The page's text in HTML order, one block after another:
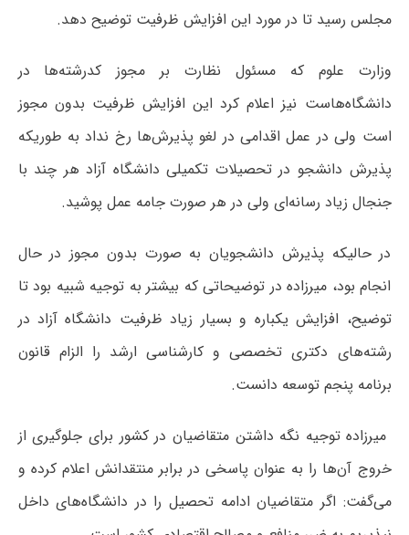
مجلس رسید تا در مورد این افزایش ظرفیت توضیح دهد.
وزارت علوم که مسئول نظارت بر مجوز کدرشته‌ها در
دانشگاه‌هاست نیز اعلام کرد این افزایش ظرفیت بدون مجوز
است ولی در عمل اقدامی در لغو پذیرش‌ها رخ نداد به طوریکه
پذیرش دانشجو در تحصیلات تکمیلی دانشگاه آزاد هر چند با
جنجال زیاد رسانه‌ای ولی در هر صورت جامه عمل پوشید.
در حالیکه پذیرش دانشجویان به صورت بدون مجوز در حال
انجام بود، میرزاده در توضیحاتی که بیشتر به توجیه شبیه بود تا
توضیح، افزایش یکباره و بسیار زیاد ظرفیت دانشگاه آزاد در
رشته‌های دکتری تخصصی و کارشناسی ارشد را الزام قانون
برنامه پنجم توسعه دانست.
میرزاده توجیه نگه داشتن متقاضیان در کشور برای جلوگیری از
خروج آن‌ها را به عنوان پاسخی در برابر منتقدانش اعلام کرده و
می‌گفت: اگر متقاضیان ادامه تحصیل را در دانشگاه‌های داخل